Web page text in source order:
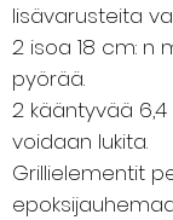
lisävarusteita
2 isoa 18 cm: n
pyörää.
2 kääntyvää
voidaan lukita.
Grillielementit